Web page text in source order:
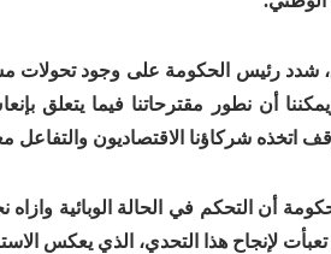
شدد رئيس الحكومة على وجود تحولات
أن نطور مقترحاتنا فيما يتعلق
اتخذه شركاؤنا الاقتصاديون والتفاعل
أن التحكم في الحالة الوبائية
لإنجاح هذا التحدي، الذي يعكس